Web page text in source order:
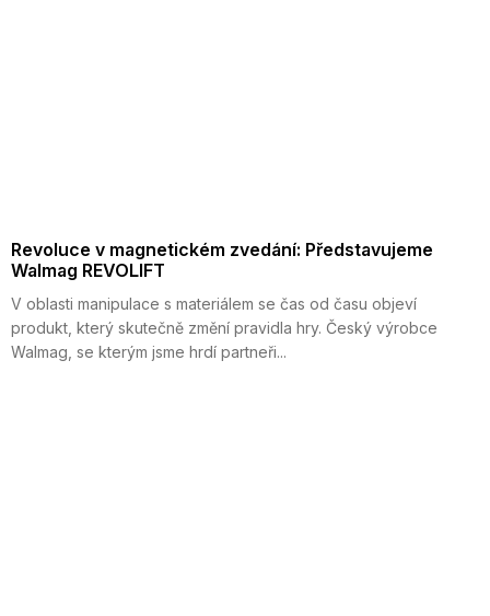
Revoluce v magnetickém zvedání: Představujeme
Walmag REVOLIFT
V oblasti manipulace s materiálem se čas od času objeví
produkt, který skutečně změní pravidla hry. Český výrobce
Walmag, se kterým jsme hrdí partneři...